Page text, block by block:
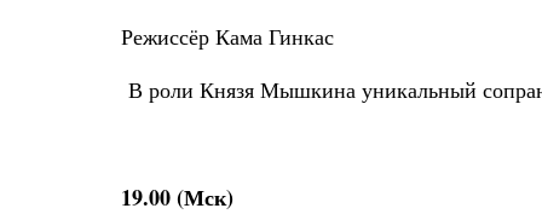
Режиссёр Кама Гинкас
В роли Князя Мышкина уникальный
19.00 (Мск)